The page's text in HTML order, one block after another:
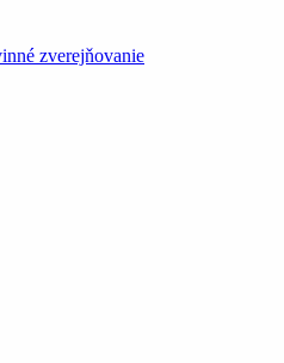
zverejňovanie